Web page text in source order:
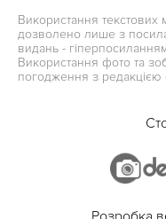
Використання текстових
дозволено лише з
видань -
Використання фото та
погодження з